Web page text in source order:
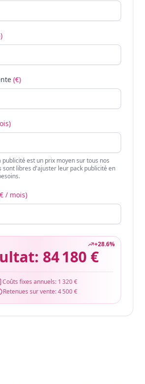
(€)
est un prix moyen sur tous nos
sont libres d'ajuster leur pack publicité en
/ mois)
+28.6%
84 180 €
Coûts fixes annuels: 1 320 €
Retenues sur vente:4 500 €